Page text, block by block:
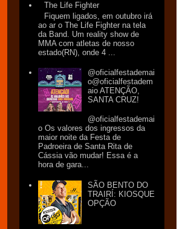
The Life Fighter
Fiquem ligados, em outubro irá
ao ar o The Life Fighter na tela
da Band. Um reality show de
MMA com atletas de nosso
estado(RN), onde 4 ...
@oficialfestademai
o@oficialfestadem
aio ATENÇÃO,
SANTA CRUZ!
@oficialfestademai
o Os valores dos ingressos da
maior noite da Festa de
Padroeira de Santa Rita de
Cássia vão mudar! Essa é a
hora de gara...
SÃO BENTO DO
TRAIRÍ: KIOSQUE
OPÇÃO